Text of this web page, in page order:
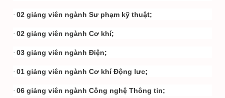
· 02 giảng viên ngành Sư phạm kỹ thuật;
· 02 giảng viên ngành Cơ khí;
· 03 giảng viên ngành Điện;
· 01 giảng viên ngành Cơ khí Động lưc;
· 06 giảng viên ngành Công nghệ Thông tin;